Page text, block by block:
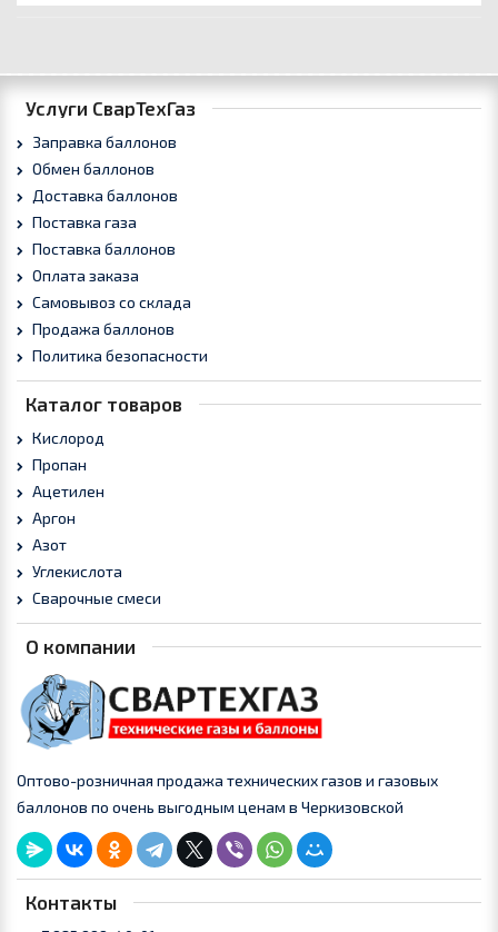
Услуги СварТехГаз
Заправка баллонов
Обмен баллонов
Доставка баллонов
Поставка газа
Поставка баллонов
Оплата заказа
Самовывоз со склада
Продажа баллонов
Политика безопасности
Каталог товаров
Кислород
Пропан
Ацетилен
Аргон
Азот
Углекислота
Сварочные смеси
О компании
Оптово-розничная продажа технических газов и газовых
баллонов по очень выгодным ценам в Черкизовской
Контакты